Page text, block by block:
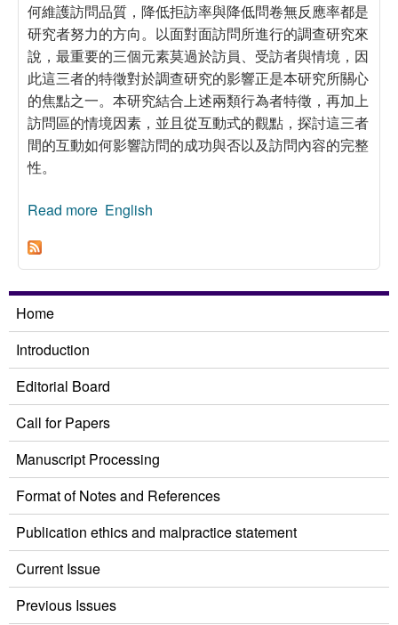
何維護訪問品質，降低拒訪率與降低問卷無反應率都是
研究者努力的方向。以面對面訪問所進行的調查研究來
說，最重要的三個元素莫過於訪員、受訪者與情境，因
此這三者的特徵對於調查研究的影響正是本研究所關心
的焦點之一。本研究結合上述兩類行為者特徵，再加上
訪問區的情境因素，並且從互動式的觀點，探討這三者
間的互動如何影響訪問的成功與否以及訪問內容的完整
性。
Read more about 訪員如何影響訪問績效？一個互動式的觀
English
Home
Introduction
Editorial Board
Call for Papers
Manuscript Processing
Format of Notes and References
Publication ethics and malpractice statement
Current Issue
Previous Issues